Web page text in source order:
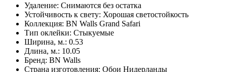
Удаление: Снимаются без остатка
Устойчивость к свету: Хорошая светостойкость
Коллекция: BN Walls Grand Safari
Тип оклейки: Стыкуемые
Ширина, м.: 0.53
Длина, м.: 10.05
Бренд: BN Walls
Страна изготовления: Обои Нидерланды